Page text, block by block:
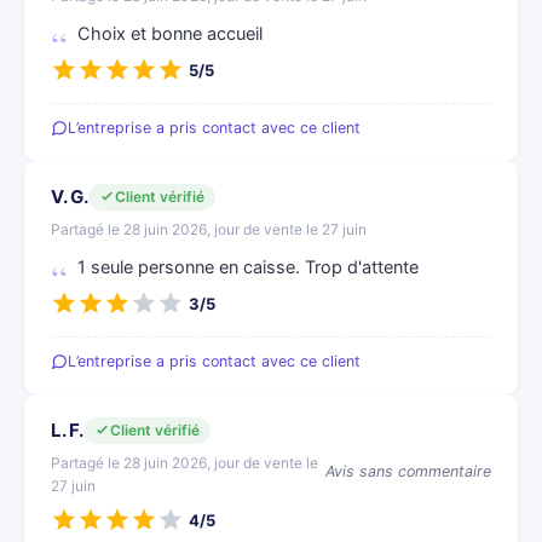
Choix et bonne accueil
5/5
L’entreprise a pris contact avec ce client
V. G.
Client vérifié
Partagé le 28 juin 2026, jour de vente le 27 juin
1 seule personne en caisse. Trop d'attente
3/5
L’entreprise a pris contact avec ce client
L. F.
Client vérifié
Partagé le 28 juin 2026, jour de vente le
27 juin
Avis sans commentaire
4/5